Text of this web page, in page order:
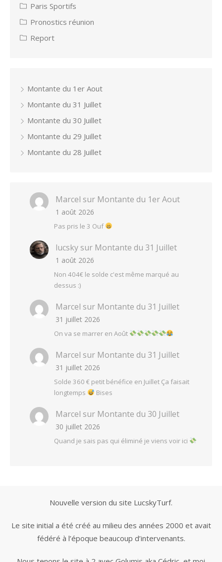
Paris Sportifs
Pronostics réunion
Report
Montante du 1er Aout
Montante du 31 Juillet
Montante du 30 Juillet
Montante du 29 Juillet
Montante du 28 Juillet
Marcel sur Montante du 1er Aout
1 août 2026
Pas pris le 3 Ouf
lucsky sur Montante du 31 Juillet
1 août 2026
Non 404€ le solde c'est même marqué au
dessus :)
Marcel sur Montante du 31 Juillet
31 juillet 2026
On va se marrer en Août
Marcel sur Montante du 31 Juillet
31 juillet 2026
Solde 360 € petit bénéfice en Juillet Ça faisait
longtemps
Bises
Marcel sur Montante du 30 Juillet
30 juillet 2026
Quand je sais pas qui éliminé je viens voir ici
Nouvelle version du site LucskyTurf.
Le site initial a été créé au milieu des années 2000 et avait
fédéré à l’époque beaucoup d’intervenants.